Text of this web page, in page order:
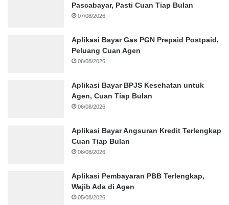
Pascabayar, Pasti Cuan Tiap Bulan
07/08/2026
Aplikasi Bayar Gas PGN Prepaid Postpaid,
Peluang Cuan Agen
06/08/2026
Aplikasi Bayar BPJS Kesehatan untuk
Agen, Cuan Tiap Bulan
06/08/2026
Aplikasi Bayar Angsuran Kredit Terlengkap
Cuan Tiap Bulan
06/08/2026
Aplikasi Pembayaran PBB Terlengkap,
Wajib Ada di Agen
05/08/2026